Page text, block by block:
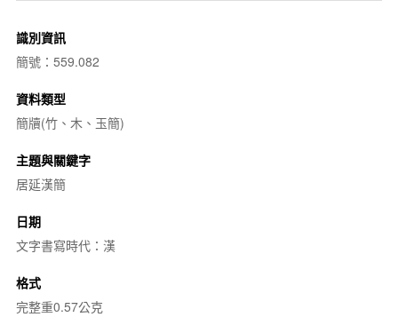
識別資訊
簡號：559.082
資料類型
簡牘(竹、木、玉簡)
主題與關鍵字
居延漢簡
日期
文字書寫時代：漢
格式
完整重0.57公克